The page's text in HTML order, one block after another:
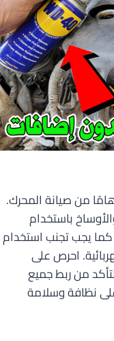
من صيانة المحرك.
باستخدام
يجب تجنب استخدام
احرص على
من ربط جميع
نظافة وسلامة